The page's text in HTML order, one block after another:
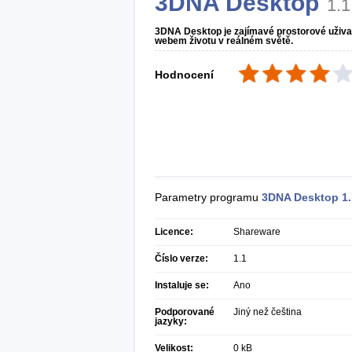
1.1
3DNA Desktop je zajímavé prostorové
webem životu v reálném světě.
Hodnocení
Parametry programu 3DNA Desktop
Licence: Shareware
Číslo verze: 1.1
Instaluje se: Ano
Podporované
jazyky:
Jiný než čeština
Velikost: 0 kB